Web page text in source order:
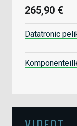
265,90 €
Datatronic